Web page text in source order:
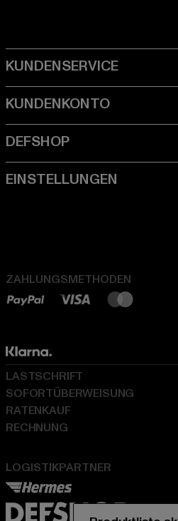
ZAHLUNGSMETHODEN
LOGISTIKPARTNER
LASTSCHRIFT
SOFORTÜBERWEISUNG
RATENKAUF
RECHNUNG